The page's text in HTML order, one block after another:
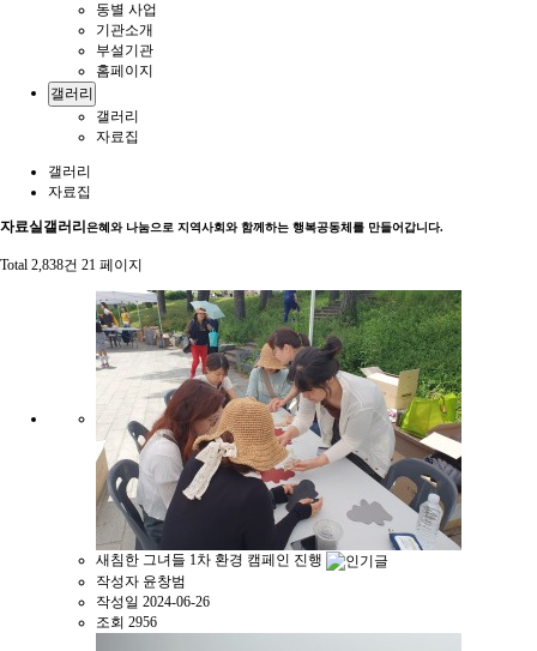
동별 사업
기관소개
부설기관
홈페이지
갤러리
갤러리
자료집
갤러리
자료집
자료실갤러리 은혜와 나눔으로 지역사회와 함께하는 행복공동체를 만들어갑니다.
Total 2,838건 21 페이지
새침한 그녀들 1차 환경 캠페인 진행
작성자 윤창범
작성일 2024-06-26
조회 2956